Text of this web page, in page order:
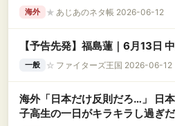
海外 ★ あじあのネタ帳 2026-06-12
【予告先発】福島蓮｜6月13日
一般 ☆ ファイターズ王国 2026-06-12
海外「日本だけ反則だろ…」 日
子高生の一日がキラキラし過ぎ